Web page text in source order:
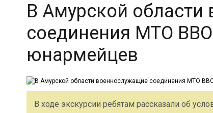
В Амурской
соединения МТО
юнармейцев
В ходе экскурсии ребятам рассказали об